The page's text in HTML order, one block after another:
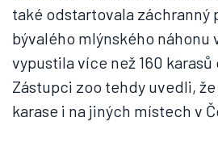
také odstartovala záchranný
bývalého mlýnského náhonu
vypustila více než 160
Zástupci zoo tehdy uvedli,
karase i na jiných místech v